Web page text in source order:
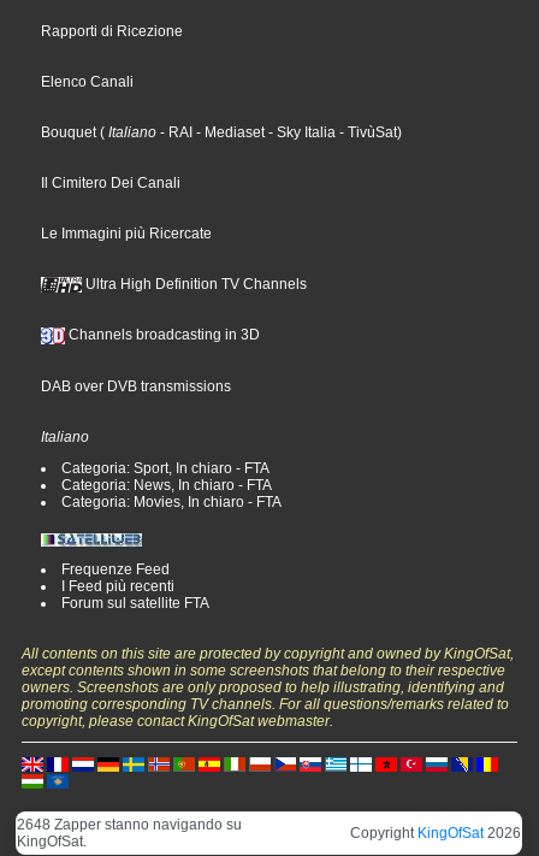
Rapporti di Ricezione
Elenco Canali
Bouquet( Italiano - RAI - Mediaset- Sky Italia - TivùSat)
Il Cimitero Dei Canali
Le Immagini più Ricercate
Ultra High Definition TV Channels
Channels broadcasting in 3D
DAB over DVB transmissions
Italiano
Categoria: Sport, In chiaro - FTA
Categoria: News, In chiaro - FTA
Categoria: Movies, In chiaro - FTA
Frequenze Feed
I Feed più recenti
Forum sul satellite FTA
All contents on this site are protected by copyright and owned by KingOfSat,
except contents shown in some screenshots that belong to their respective
owners. Screenshots are only proposed to help illustrating, identifying and
promoting corresponding TV channels. For all questions/remarks related to
copyright, please contact KingOfSat webmaster.
2648 Zapper stanno navigando su
KingOfSat.
Copyright KingOfSat2026